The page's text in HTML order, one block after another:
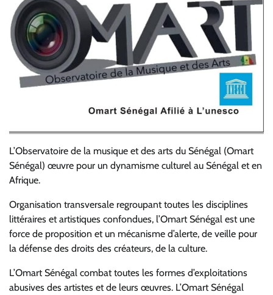
L’Observatoire de la musique et des arts du Sénégal (Omart
Sénégal) œuvre pour un dynamisme culturel au Sénégal et en
Afrique.
Organisation transversale regroupant toutes les disciplines
littéraires et artistiques confondues, l’Omart Sénégal est une
force de proposition et un mécanisme d’alerte, de veille pour
la défense des droits des créateurs, de la culture.
L’Omart Sénégal combat toutes les formes d’exploitations
abusives des artistes et de leurs œuvres. L’Omart Sénégal